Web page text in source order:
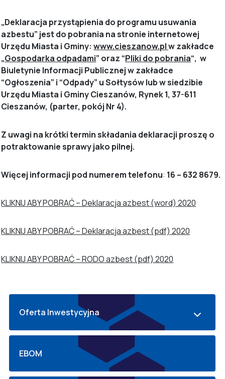
„Deklaracja przystąpienia do programu usuwania
azbestu” jest do pobrania na stronie internetowej
Urzędu Miasta i Gminy:www.cieszanow.plw zakładce
„Gospodarka odpadami” oraz “Pliki do pobrania“, w
Biuletynie Informacji Publicznej w zakładce
“Ogłoszenia” i “Odpady” u Sołtysów lub w siedzibie
Urzędu Miasta i Gminy Cieszanów, Rynek 1, 37-611
Cieszanów, (parter, pokój Nr 4).
Z uwagi na krótki termin składania deklaracji proszę o
potraktowanie sprawy jako pilnej.
Więcej informacji pod numerem telefonu: 16 – 632 8679.
KLIKNIJ ABY POBRAĆ – Deklaracja azbest (word) 2020
KLIKNIJ ABY POBRAĆ – Deklaracja azbest (pdf) 2020
KLIKNIJ ABY POBRAĆ – RODO azbest (pdf) 2020
Oferta Inwestycyjna
EBOM